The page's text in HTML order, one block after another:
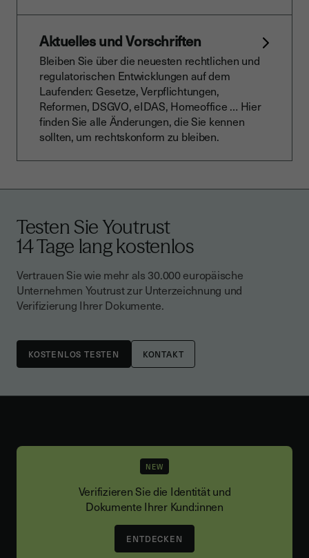
Aktuelles und Vorschriften
Bleiben Sie über die neuesten rechtlichen und
regulatorischen Entwicklungen auf dem
Laufenden: Gesetze, Verpflichtungen,
Reformen, DSGVO, eIDAS, Homeoffice … Hier
finden Sie alle Änderungen, die Sie kennen
sollten, um rechtskonform zu bleiben.
Testen Sie Youtrust
14 Tage lang kostenlos
Vertrauen Sie wie mehr als 30.000 europäische
Unternehmen Youtrust zur Unterzeichnung und
Verifizierung Ihrer Dokumente.
KONTAKT
NEW
Verifizieren Sie die Identität und
Dokumente Ihrer Kund:innen
ENTDECKEN